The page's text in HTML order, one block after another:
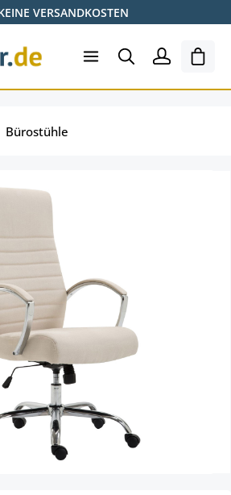
VERSANDKOSTEN
Bürostühle